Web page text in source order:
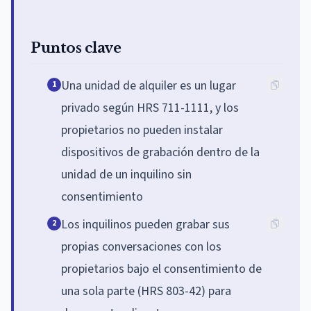
Puntos clave
1 Una unidad de alquiler es un lugar
privado según HRS 711-1111, y los
propietarios no pueden instalar
dispositivos de grabación dentro de la
unidad de un inquilino sin
consentimiento
2 Los inquilinos pueden grabar sus
propias conversaciones con los
propietarios bajo el consentimiento de
una sola parte (HRS 803-42) para